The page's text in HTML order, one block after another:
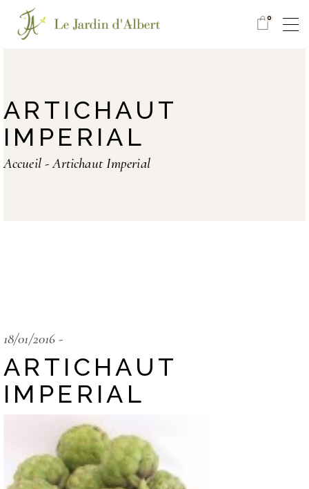
0
ARTICHAUT
IMPERIAL
Accueil Artichaut Imperial
18/01/2016
ARTICHAUT
IMPERIAL